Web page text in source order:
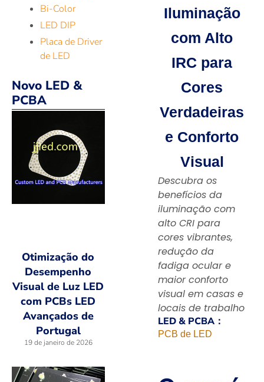
Bi-Color
LED DIP
Placa de Driver
de LED
Novo LED &
PCBA
Otimização do
Desempenho
Visual de Luz LED
com PCBs LED
Avançados de
Portugal
19 de janeiro de 2026
Iluminação
com Alto
IRC para
Cores
Verdadeiras
e Conforto
Visual
Descubra os
benefícios da
iluminação com
alto CRI para
cores vibrantes,
redução da
fadiga ocular e
maior conforto
visual em casas e
locais de trabalho
LED & PCBA：
PCB de LED